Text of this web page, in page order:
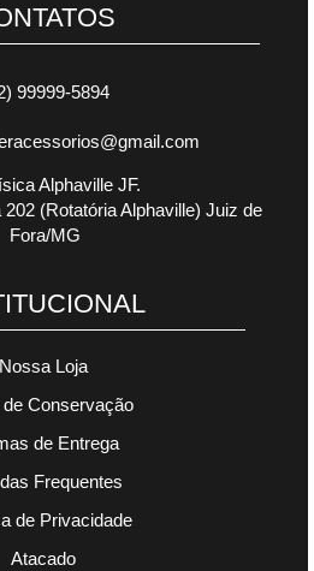
99999-5894
Alphaville JF.
(Rotatória Alphaville) Juiz de
Fora/MG
Nossa Loja
de Conservação
de Entrega
Frequentes
de Privacidade
Atacado